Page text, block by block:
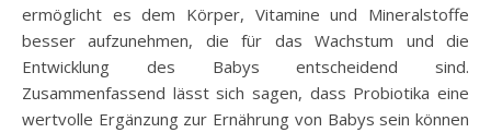
ermöglicht es dem Körper, Vitamine und Mineralstoffe
besser aufzunehmen, die für das Wachstum und die
Entwicklung des Babys entscheidend sind.
Zusammenfassend lässt sich sagen, dass Probiotika eine
wertvolle Ergänzung zur Ernährung von Babys sein können